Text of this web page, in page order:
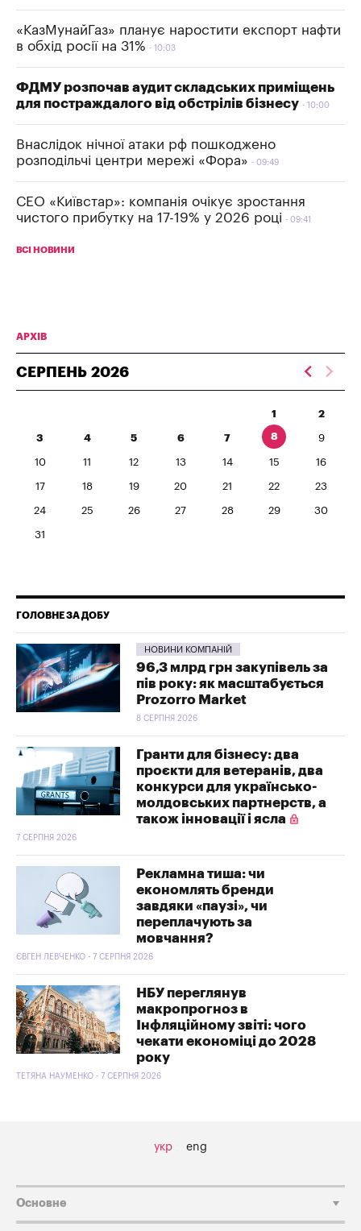
«КазМунайГаз» планує наростити експорт нафти
в обхід росії на 31%
10:03
ФДМУ розпочав аудит складських приміщень
для постраждалого від обстрілів бізнесу
10:00
Внаслідок нічної атаки рф пошкоджено
розподільчі центри мережі «Фора»
09:49
СЕО «Київстар»: компанія очікує зростання
чистого прибутку на 17-19% у 2026 році
09:41
ВСІ НОВИНИ
АРХІВ
СЕРПЕНЬ 2026
1 2
3 4 5 6 7 8 9
10 11 12 13 14 15 16
17 18 19 20 21 22 23
24 25 26 27 28 29 30
31
ГОЛОВНЕ ЗА ДОБУ
НОВИНИ КОМПАНІЙ
96,3 млрд грн закупівель за
пів року: як масштабується
Prozorro Market
8 СЕРПНЯ 2026
Гранти для бізнесу: два
проєкти для ветеранів, два
конкурси для українсько-
молдовських партнерств, а
також інновації і ясла
7 СЕРПНЯ 2026
Рекламна тиша: чи
економлять бренди
завдяки «паузі», чи
переплачують за
мовчання?
ЄВГЕН ЛЕВЧЕНКО - 7 СЕРПНЯ 2026
НБУ переглянув
макропрогноз в
Інфляційному звіті: чого
чекати економіці до 2028
року
ТЕТЯНА НАУМЕНКО - 7 СЕРПНЯ 2026
укр eng
Основне